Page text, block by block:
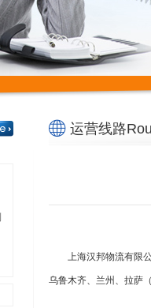
运营线路
上海汉邦物流有限
乌鲁木齐、兰州、拉萨